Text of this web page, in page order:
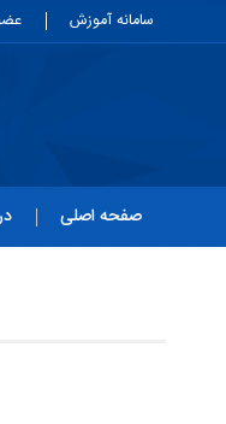
سامانه آموزش
صفحه اصلی